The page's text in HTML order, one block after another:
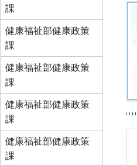
課
健康福祉部健康政策
課
健康福祉部健康政策
課
健康福祉部健康政策
課
健康福祉部健康政策
課